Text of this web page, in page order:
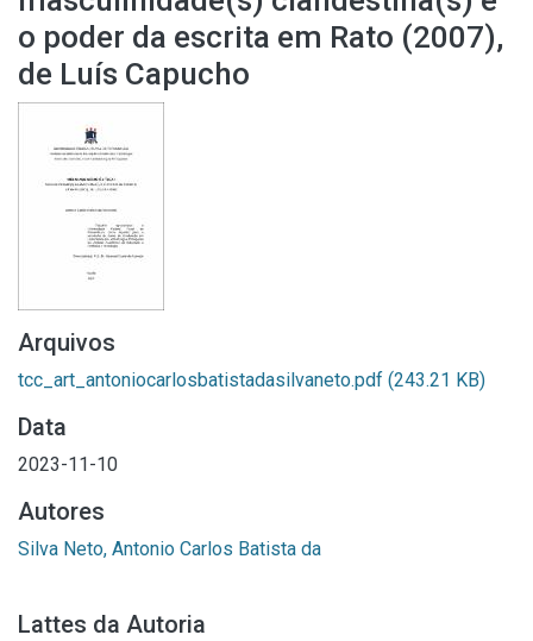
o poder da escrita em Rato (2007),
de Luís Capucho
Arquivos
tcc_art_antoniocarlosbatistadasilvaneto.pdf (243.21 KB)
Data
2023-11-10
Autores
Silva Neto, Antonio Carlos Batista da
Lattes da Autoria